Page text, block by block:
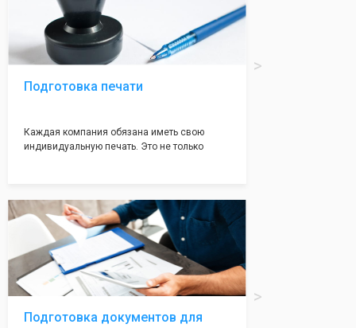
Подготовка печати
Каждая компания обязана иметь свою
индивидуальную печать. Это не только
вам поможем с помощью изготовления
печати по индивидуальному эскизу, который
Вы выберете сами из нашего каталога.
Подготовка документов для